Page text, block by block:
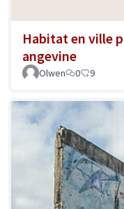
Habitat en ville
angevine
Olwen 0 9